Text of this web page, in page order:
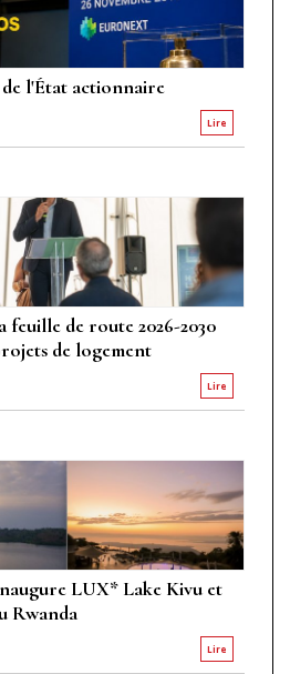
l'État actionnaire
Lire
feuille de route 2026-2030
de logement
Lire
LUX* Lake Kivu et
Rwanda
Lire